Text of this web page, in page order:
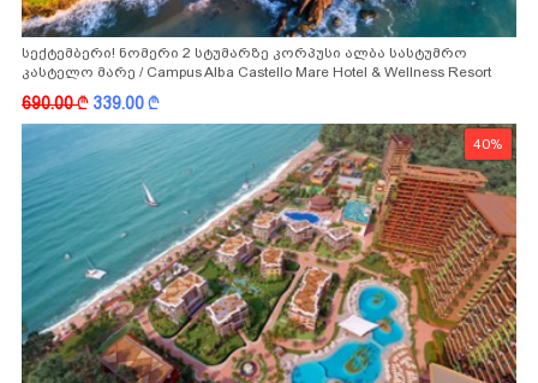
სექტემბერი! ნომერი 2 სტუმარზე კორპუსი ალბა სასტუმრო
კასტელო მარე / Campus Alba Castello Mare Hotel & Wellness Resort
-სგან!
690.00k 339.00k
40%